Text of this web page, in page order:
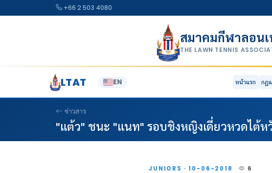
+66 2 503 4080
สมาคมกีฬาลอน
THE LAWN TENNIS
LTAT EN หน้าแรก กฎ
ข่าวสาร
"แต้ว" ชนะ "แนท" รอบชิงหญิงเดี่ยวหวดไต้ห
JUNIORS · 10-06-2018 6